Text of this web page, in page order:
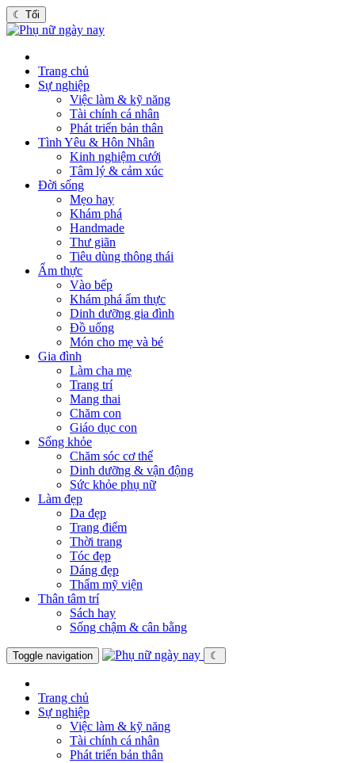
☾ Tối
Trang chủ
Sự nghiệp
Việc làm & kỹ năng
Tài chính cá nhân
Phát triển bản thân
Tình Yêu & Hôn Nhân
Kinh nghiệm cưới
Tâm lý & cảm xúc
Đời sống
Mẹo hay
Khám phá
Handmade
Thư giãn
Tiêu dùng thông thái
Ẩm thực
Vào bếp
Khám phá ẩm thực
Dinh dưỡng gia đình
Đồ uống
Món cho mẹ và bé
Gia đình
Làm cha mẹ
Trang trí
Mang thai
Chăm con
Giáo dục con
Sống khỏe
Chăm sóc cơ thể
Dinh dưỡng & vận động
Sức khỏe phụ nữ
Làm đẹp
Da đẹp
Trang điểm
Thời trang
Tóc đẹp
Dáng đẹp
Thẩm mỹ viện
Thân tâm trí
Sách hay
Sống chậm & cân bằng
Toggle navigation ☾
Trang chủ
Sự nghiệp
Việc làm & kỹ năng
Tài chính cá nhân
Phát triển bản thân